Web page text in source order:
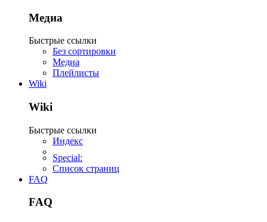
Медиа
Быстрые ссылки
Без сортировки
Медиа
Плейлисты
Wiki
Wiki
Быстрые ссылки
Индекс
Special:
Список страниц
FAQ
FAQ